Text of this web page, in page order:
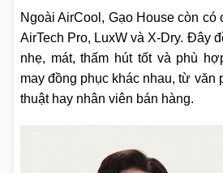
Ngoài AirCool, Gạo House còn có
AirTech Pro, LuxW và X-Dry. Đây
nhẹ, mát, thấm hút tốt và phù
may đồng phục khác nhau, từ văn
thuật hay nhân viên bán hàng.